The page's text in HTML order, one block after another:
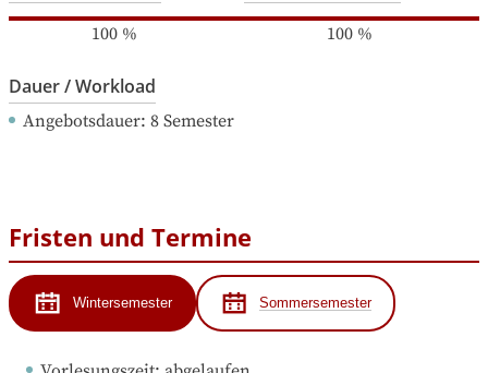
100% 100%
Dauer / Workload
Angebotsdauer: 8 Semester
Fristen und Termine
Wintersemester Sommersemester